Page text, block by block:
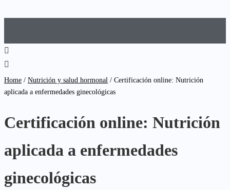
Home / Nutrición y salud hormonal / Certificación online: Nutrición
aplicada a enfermedades ginecológicas
Certificación online: Nutrición
aplicada a enfermedades
ginecológicas